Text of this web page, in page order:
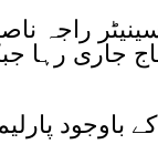
راجہ
جاری رہا
باوجود